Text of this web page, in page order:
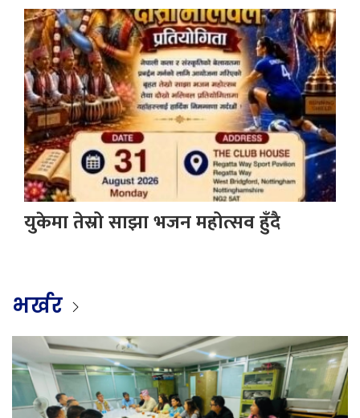
युकेमा तेस्रो साझा भजन महोत्सव हुँदै
भर्खर